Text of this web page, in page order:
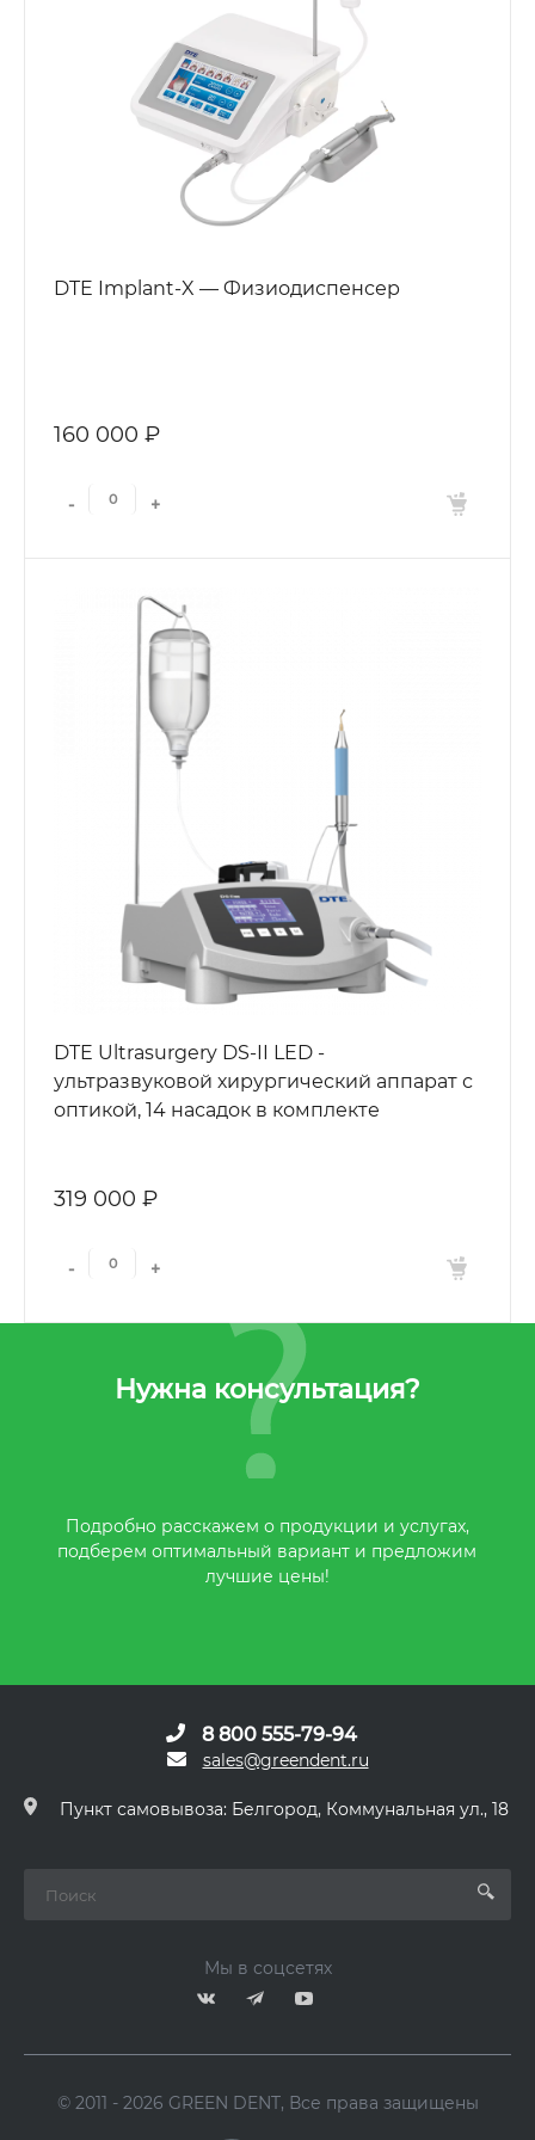
DTE Implant-X — Физиодиспенсер
160 000 ₽
- +
DTE Ultrasurgery DS-II LED -
ультразвуковой хирургический аппарат с
оптикой, 14 насадок в комплекте
319 000 ₽
- +
Нужна консультация?
Подробно расскажем о продукции и услугах,
подберем оптимальный вариант и предложим
лучшие цены!
8 800 555-79-94
sales@greendent.ru
Пункт самовывоза: Белгород, Коммунальная ул., 18
Мы в соцсетях
© 2011 - 2026 GREEN DENT, Все права защищены